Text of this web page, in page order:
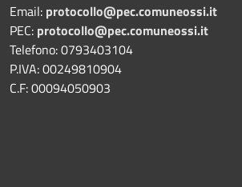
Email: protocollo@pec.comuneossi.it
PEC: protocollo@pec.comuneossi.it
Telefono: 0793403104
P.IVA: 00249810904
C.F: 00094050903